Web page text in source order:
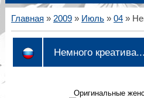
Главная » 2009 » Июль » 04»
Немного креатива...
Оригинальные